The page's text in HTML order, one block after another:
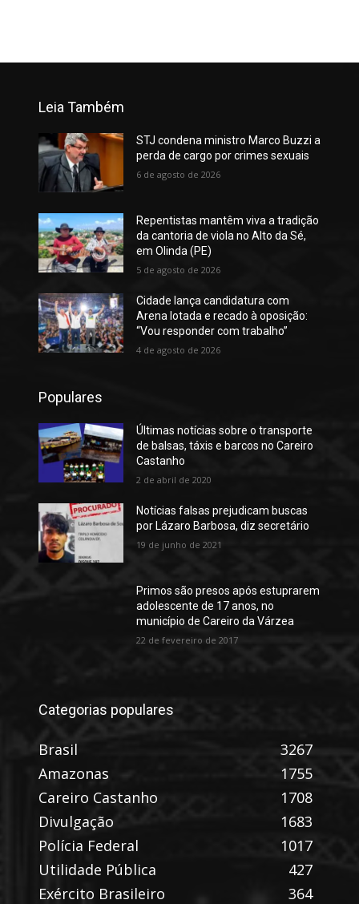
Leia Também
STJ condena ministro Marco Buzzi a
perda de cargo por crimes sexuais
6 de agosto de 2026
Repentistas mantêm viva a tradição
da cantoria de viola no Alto da Sé,
em Olinda (PE)
5 de agosto de 2026
Cidade lança candidatura com
Arena lotada e recado à oposição:
“Vou responder com trabalho”
4 de agosto de 2026
Populares
Últimas notícias sobre o transporte
de balsas, táxis e barcos no Careiro
Castanho
2 de abril de 2020
Notícias falsas prejudicam buscas
por Lázaro Barbosa, diz secretário
19 de junho de 2021
Primos são presos após estuprarem
adolescente de 17 anos, no
município de Careiro da Várzea
22 de fevereiro de 2017
Categorias populares
Brasil
3267
Amazonas
1755
Careiro Castanho
1708
Divulgação
1683
Polícia Federal
1017
Utilidade Pública
427
Exército Brasileiro
364